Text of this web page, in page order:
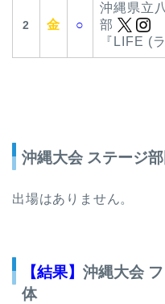
2 金 ○
沖縄県立
部
『LIFE (
沖縄大会 ステージ
出場はありません。
【結果】 沖縄大会
体